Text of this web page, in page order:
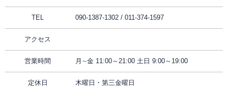
TEL 090-1387-1302 / 011-374-1597
アクセス
営業時間 月∼金 11:00～21:00 土日 9:00～19:00
定休日 木曜日・第三金曜日